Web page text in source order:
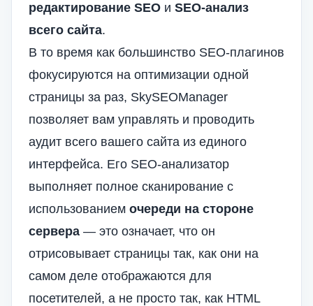
редактирование SEO и SEO-анализ
всего сайта.
В то время как большинство SEO-плагинов
фокусируются на оптимизации одной
страницы за раз, SkySEOManager
позволяет вам управлять и проводить
аудит всего вашего сайта из единого
интерфейса. Его SEO-анализатор
выполняет полное сканирование с
использованием очереди на стороне
сервера — это означает, что он
отрисовывает страницы так, как они на
самом деле отображаются для
посетителей, а не просто так, как HTML